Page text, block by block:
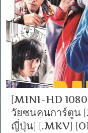
[MINI-HD
วัยซนคนการ์ตูน
ญี่ปุ่น] [.MKV]